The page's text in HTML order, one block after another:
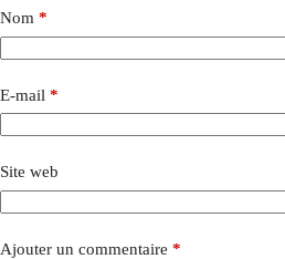
Nom *
E-mail *
Site web
Ajouter un commentaire *